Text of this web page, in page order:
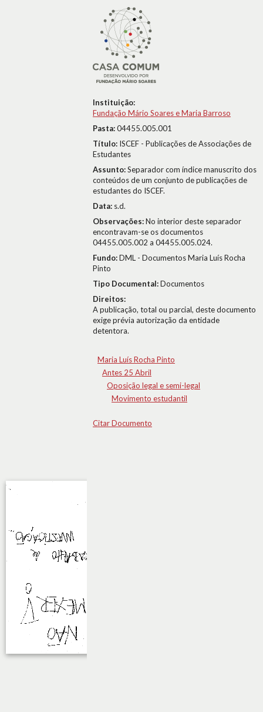
Instituição:
Fundação Mário Soares e Maria Barroso
Pasta:04455.005.001
Título: ISCEF - Publicações de Associações de
Estudantes
Assunto:Separador com índice manuscrito dos
conteúdos de um conjunto de publicações de
estudantes do ISCEF.
Data: s.d.
Observações:No interior deste separador
encontravam-se os documentos
04455.005.002 a 04455.005.024.
Fundo:DML - Documentos Maria Luís Rocha
Pinto
Tipo Documental:Documentos
Direitos:
A publicação, total ou parcial, deste documento
exige prévia autorização da entidade
detentora.
Maria Luís Rocha Pinto
Antes 25 Abril
Oposição legal e semi-legal
Movimento estudantil
Citar Documento